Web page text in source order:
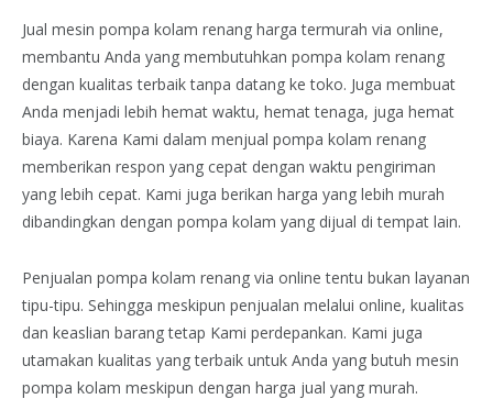
Jual mesin pompa kolam renang harga termurah via online,
membantu Anda yang membutuhkan pompa kolam renang
dengan kualitas terbaik tanpa datang ke toko. Juga membuat
Anda menjadi lebih hemat waktu, hemat tenaga, juga hemat
biaya. Karena Kami dalam menjual pompa kolam renang
memberikan respon yang cepat dengan waktu pengiriman
yang lebih cepat. Kami juga berikan harga yang lebih murah
dibandingkan dengan pompa kolam yang dijual di tempat lain.
Penjualan pompa kolam renang via online tentu bukan layanan
tipu-tipu. Sehingga meskipun penjualan melalui online, kualitas
dan keaslian barang tetap Kami perdepankan. Kami juga
utamakan kualitas yang terbaik untuk Anda yang butuh mesin
pompa kolam meskipun dengan harga jual yang murah.